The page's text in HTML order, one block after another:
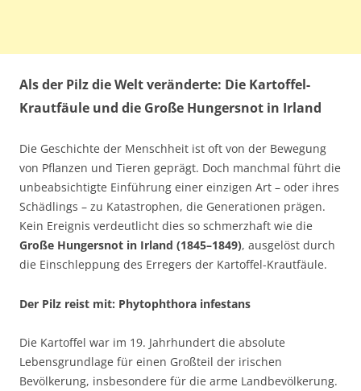
Als der Pilz die Welt veränderte: Die Kartoffel-
Krautfäule und die Große Hungersnot in Irland
Die Geschichte der Menschheit ist oft von der Bewegung
von Pflanzen und Tieren geprägt. Doch manchmal führt die
unbeabsichtigte Einführung einer einzigen Art – oder ihres
Schädlings – zu Katastrophen, die Generationen prägen.
Kein Ereignis verdeutlicht dies so schmerzhaft wie die
Große Hungersnot in Irland (1845–1849), ausgelöst durch
die Einschleppung des Erregers der Kartoffel-Krautfäule.
Der Pilz reist mit: Phytophthora infestans
Die Kartoffel war im 19. Jahrhundert die absolute
Lebensgrundlage für einen Großteil der irischen
Bevölkerung, insbesondere für die arme Landbevölkerung.